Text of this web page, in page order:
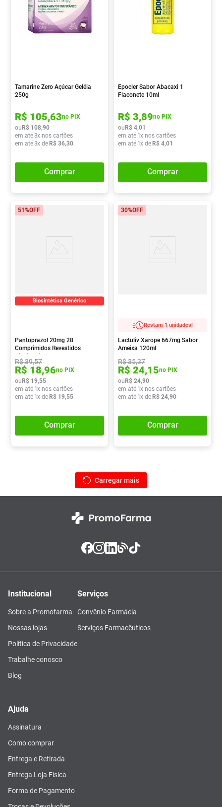
Tamarine Zero Açúcar Geléia
250g
R$ 105,63no PIX
ouR$ 108,90
em até3x nos cartões
em até3x deR$ 36,30
Comprar
Epocler Sabor Abacaxi 1
Flaconete 10ml
R$ 3,89no PIX
ouR$ 4,01
em até 1x nos cartões
em até 1x deR$ 4,01
Comprar
51%OFF
Biosintética Genérico
Pantoprazol 20mg 28
Comprimidos Revestidos
Biosintetica
R$39,57
R$ 18,96no PIX
ouR$ 19,55
em até 1x nos cartões
em até 1x deR$ 19,55
Comprar
30%OFF
Restam 1 unidades!
Lactuliv Xarope 667mg Sabor
Ameixa 120ml
R$35,37
R$ 24,15no PIX
ouR$ 24,90
em até 1x nos cartões
em até 1x deR$ 24,90
Comprar
Institucional
Sobre a Promofarma
Nossas lojas
Política de Privacidade
Trabalhe conosco
Blog
Serviços
Convênio Farmácia
Serviços Farmacêuticos
Ajuda
Assinatura
Como comprar
Entrega e Retirada
Entrega Loja Física
Forma de Pagamento